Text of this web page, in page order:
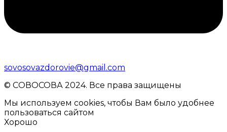
sovosovazdorovie@gmail.com
© CОВОСОВА 2024. Все права защищены
Мы используем cookies, чтобы Вам было удобнее
пользоваться сайтом
Хорошо